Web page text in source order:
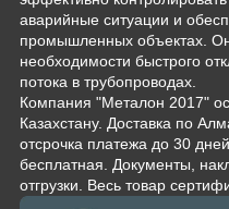
аварийные ситуации и
промышленных объектах.
необходимости быстрого
потока в трубопроводах.
Компания "Металон 2017"
Казахстану. Доставка по
отсрочка платежа до 30
бесплатная. Документы,
отгрузки. Весь товар